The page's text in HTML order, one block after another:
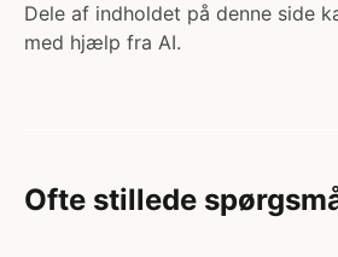
Dele af indholdet på denne side
med hjælp fra AI.
Ofte stillede